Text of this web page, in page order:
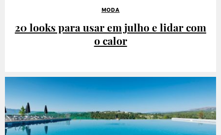
MODA
20 looks para usar em julho e lidar com
o calor